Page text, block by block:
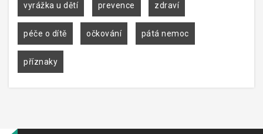
vyrážka u dětí prevence zdraví
péče o dítě očkování pátá nemoc
příznaky